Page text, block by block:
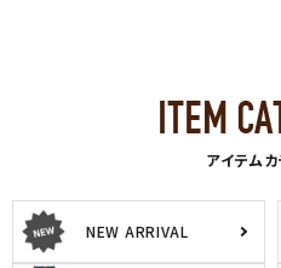
アイテム
NEW ARRIVAL